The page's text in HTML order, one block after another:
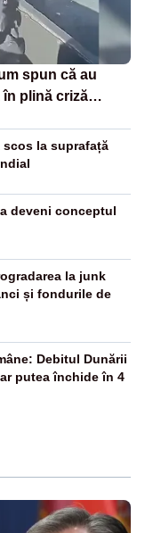
spun că au
în plină criză
scos la suprafață
deveni conceptul
la junk
și fondurile de
Debitul Dunării
putea închide în 4